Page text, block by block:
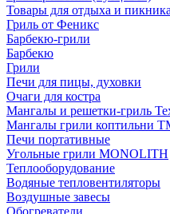
Товары для отдыха и
Гриль от Феникс
Барбекю-грили
Барбекю
Грили
Печи для пицы, духовки
Очаги для костра
Мангалы и решетки-гриль
Мангалы грили коптильни
Печи портативные
Угольные грили MONOLITH
Теплооборудование
Водяные тепловентиляторы
Воздушные завесы
Обогреватели